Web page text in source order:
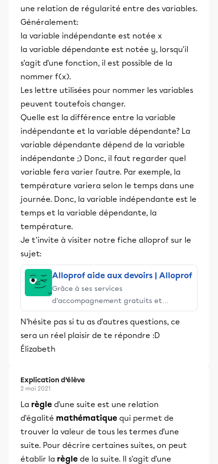
une relation de régularité entre des variables.
Généralement:
la variable indépendante est notée x
la variable dépendante est notée y, lorsqu'il
s'agit d'une fonction, il est possible de la
nommer f(x).
Les lettre utilisées pour nommer les variables
peuvent toutefois changer.
Quelle est la différence entre la variable
indépendante et la variable dépendante? La
variable dépendante dépend de la variable
indépendante ;) Donc, il faut regarder quel
variable fera varier l'autre. Par exemple, la
température variera selon le temps dans une
journée. Donc, la variable indépendante est le
temps et la variable dépendante, la
température.
Je t'invite à visiter notre fiche alloprof sur le
sujet:
Alloprof aide aux devoirs | Alloprof
Grâce à ses services
d’accompagnement gratuits et
stimulants, Alloprof engage les élèves
et leurs parents dans la réussite
éducative.
N'hésite pas si tu as d'autres questions, ce
sera un réel plaisir de te répondre :D
Élizabeth
Explication d’élève
2 mai 2021
La règle d'une suite est une relation
d'égalité mathématique qui permet de
trouver la valeur de tous les termes d'une
suite. Pour décrire certaines suites, on peut
établir la règle de la suite. Il s'agit d'une